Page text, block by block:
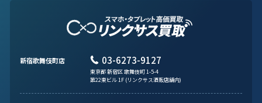
新宿歌舞伎町店 03-6273-9127
東京都 新宿区 歌舞伎町 1-5-4
第22東ビル 1F (リンクサス酒販店舗内)